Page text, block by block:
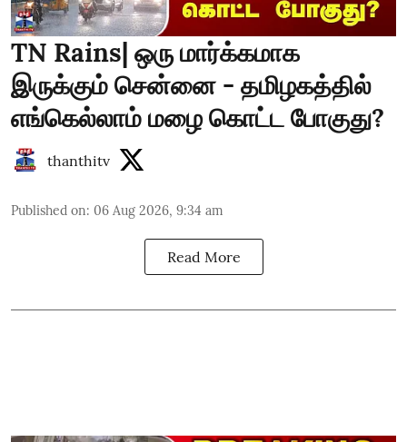
TN Rains| ஒரு மார்க்கமாக
இருக்கும் சென்னை - தமிழகத்தில்
எங்கெல்லாம் மழை கொட்ட போகுது?
thanthitv
Published on: 06 Aug 2026, 9:34 am
Read More